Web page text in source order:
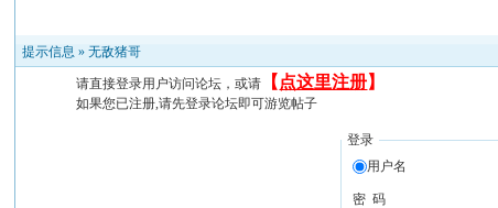
提示信息 »无敌猪哥
请直接登录用户访问论坛，或请 【 点这里注册】
如果您已注册,请先登录论坛即可游览帖子
登录
用户名
密 码